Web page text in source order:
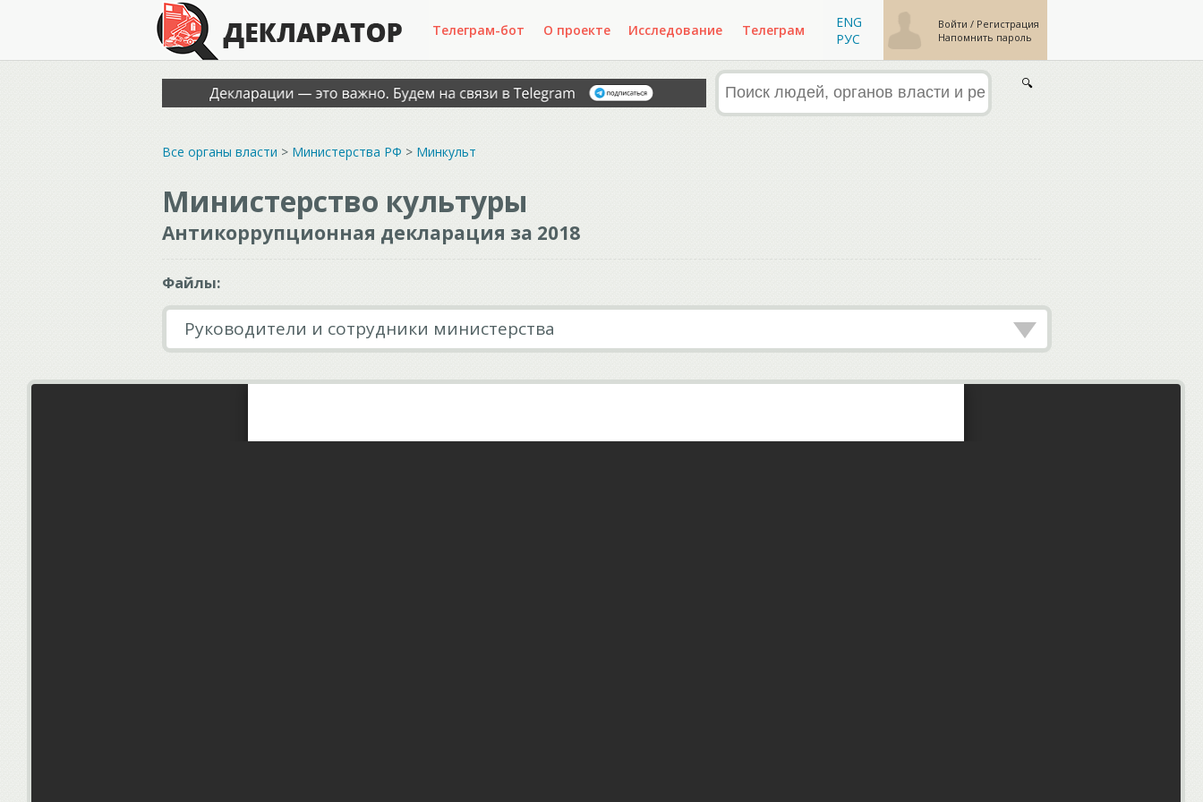
Телеграм-бот О проекте Исследование Телеграм
ENG
РУС
Войти / Регистрация
Напомнить пароль
🔍
Все органы власти > Министерства РФ > Минкульт
Министерство культуры
Антикоррупционная декларация за 2018
Файлы:
Руководители и сотрудники министерства